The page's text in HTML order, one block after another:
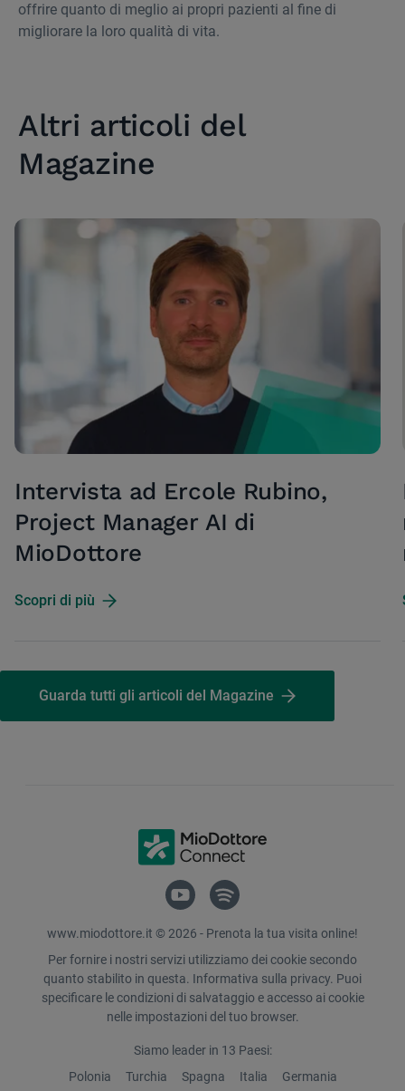
offrire quanto di meglio ai propri pazienti al fine di
migliorare la loro qualità di vita.
Altri articoli del
Magazine
Intervista ad Ercole Rubino,
Project Manager AI di
MioDottore
Scopri di più
Guarda tutti gli articoli del Magazine
www.miodottore.it © 2026 - Prenota la tua visita online!
Per fornire i nostri servizi utilizziamo dei cookie secondo
quanto stabilito in questa. Informativa sulla privacy. Puoi
specificare le condizioni di salvataggio e accesso ai cookie
nelle impostazioni del tuo browser.
Siamo leader in 13 Paesi:
Polonia
Turchia Spagna Italia Germania